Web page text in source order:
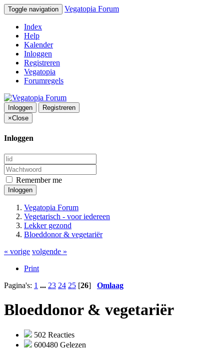
Toggle navigation Vegatopia Forum
Index
Help
Kalender
Inloggen
Registreren
Vegatopia
Forumregels
Inloggen
Registreren
×Close
Inloggen
Remember me
Inloggen
Vegatopia Forum
Vegetarisch - voor iedereen
Lekker gezond
Bloeddonor & vegetariër
« vorige volgende »
Print
Pagina's: 1 ... 23 24 25 [26] Omlaag
Bloeddonor & vegetariër
502 Reacties
600480 Gelezen